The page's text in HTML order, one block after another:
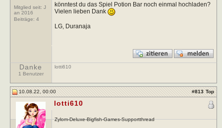
Mitglied seit: J
an 2016
Beiträge: 4
könntest du das Spiel Potion Bar noch einmal hochladen?
Vielen lieben Dank
LG, Duranaja
Danke
1 Benutzer
lotti610
10.08.22, 00:00 #813 Top
lotti610
Zylom-Deluxe-Bigfish-Games-Supportthread